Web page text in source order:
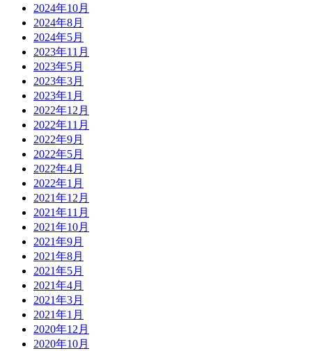
2024年10月
2024年8月
2024年5月
2023年11月
2023年5月
2023年3月
2023年1月
2022年12月
2022年11月
2022年9月
2022年5月
2022年4月
2022年1月
2021年12月
2021年11月
2021年10月
2021年9月
2021年8月
2021年5月
2021年4月
2021年3月
2021年1月
2020年12月
2020年10月